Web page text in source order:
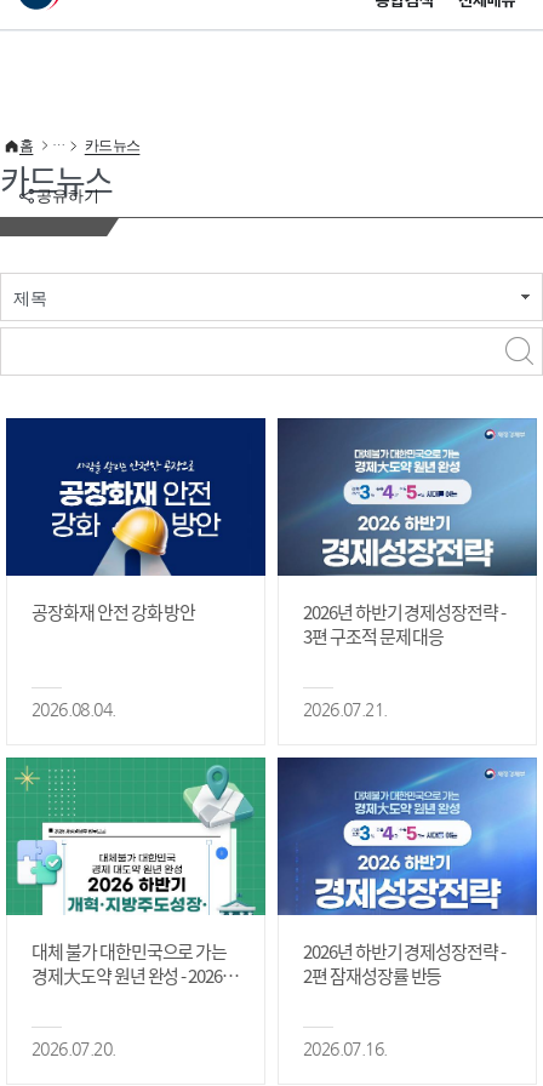
이 누리집은 대한민국 공식 전자정부 누리집입니다.
공유하기
홈 카드뉴스
카드뉴스
제목
공장화재 안전 강화 방안
2026.08.04.
2026년 하반기 경제성장전략 -
3편 구조적 문제 대응
2026.07.21.
대체 불가 대한민국으로 가는
경제大도약 원년 완성 - 2026 하
정상화 #2편
2026.07.20.
2026년 하반기 경제성장전략 -
2편 잠재성장률 반등
2026.07.16.